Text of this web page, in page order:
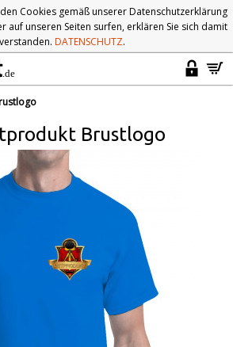
Cookies gemäß unserer Datenschutzerklärung
auf unseren Seiten surfen, erklären Sie sich damit
DATENSCHUTZ.
Brustlogo